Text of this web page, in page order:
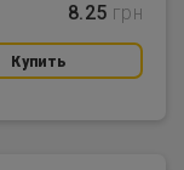
8.25 грн
Купить